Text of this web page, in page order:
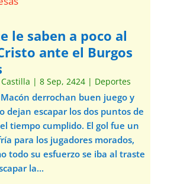
le saben a poco al
ante el Burgos
| 8 Sep, 2424| Deportes
derrochan buen juego y
dejan escapar los dos puntos de
tiempo cumplido. El gol fue un
para los jugadores morados,
todo su esfuerzo se iba al traste
la...